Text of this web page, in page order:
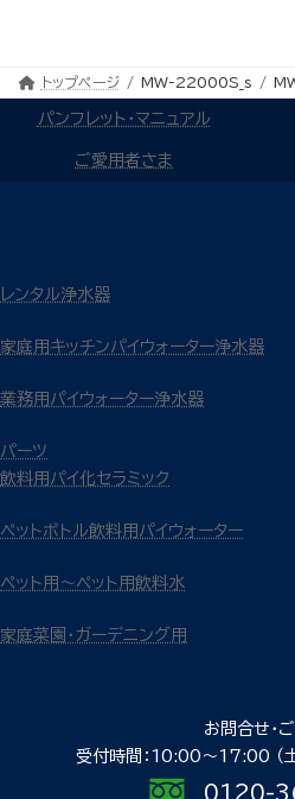
トップページ MW-22000S_s
パンフレット・マニュアル
ご愛用者さま
レンタル浄水器
家庭用キッチンパイウォーター浄水器
業務用パイウォーター浄水器
パーツ
飲料用パイ化セラミック
ペットボトル飲料用パイウォーター
ペット用～ペット用飲料水
家庭菜園・ガーデニング用
お問合せ・
受付時間：10:00〜17:00
0120-